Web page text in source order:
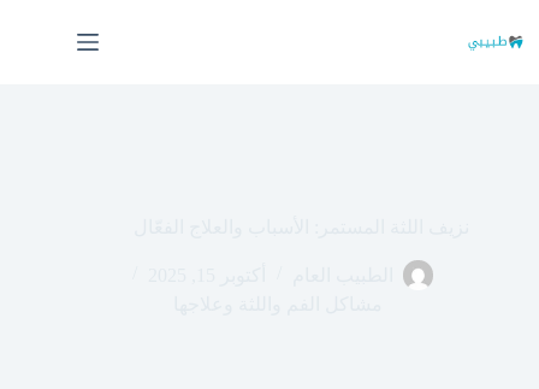
إلى
المحتوى